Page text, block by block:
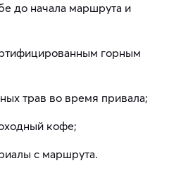
до начала маршрута и
горным
трав во время привала;
кофе;
с маршрута.